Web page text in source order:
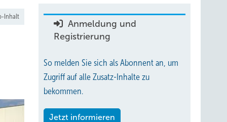
Inhalt
Anmeldung und
Registrierung
So melden Sie sich als Abonnent an, um
Zugriff auf alle Zusatz-Inhalte zu
bekommen.
Jetzt informieren